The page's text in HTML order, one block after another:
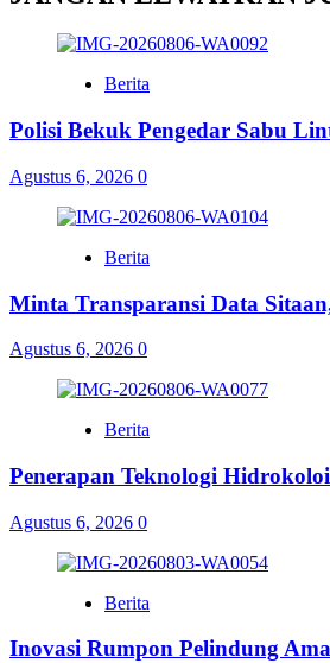
Berita
Polisi Bekuk Pengedar Sabu
Agustus 6, 2026 0
Berita
Minta Transparansi Data
Agustus 6, 2026 0
Berita
Penerapan Teknologi
Agustus 6, 2026 0
Berita
Inovasi Rumpon Pelindung